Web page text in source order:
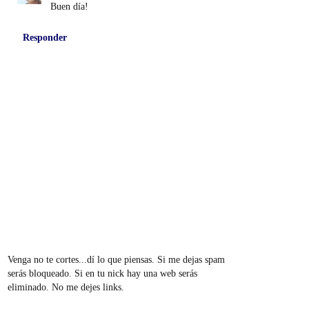
Buen día!
Responder
Venga no te cortes...dí lo que piensas. Si me dejas spam
serás bloqueado. Si en tu nick hay una web serás
eliminado. No me dejes links.